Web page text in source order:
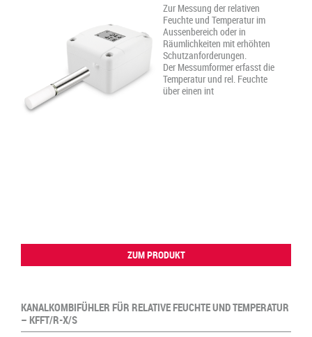
Zur Messung der relativen
Feuchte und Temperatur im
Aussenbereich oder in
Räumlichkeiten mit erhöhten
Schutzanforderungen.
Der Messumformer erfasst die
Temperatur und rel. Feuchte
über einen int
ZUM PRODUKT
KANALKOMBIFÜHLER FÜR RELATIVE FEUCHTE UND TEMPERATUR
– KFFT/R-X/S